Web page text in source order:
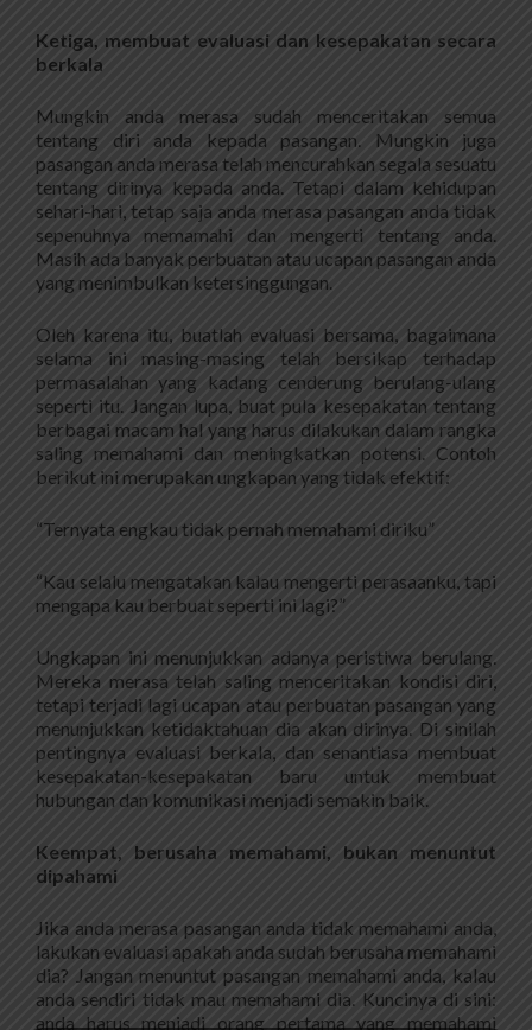
Ketiga, membuat evaluasi dan kesepakatan secara
berkala
Mungkin anda merasa sudah menceritakan semua
tentang diri anda kepada pasangan. Mungkin juga
pasangan anda merasa telah mencurahkan segala sesuatu
tentang dirinya kepada anda. Tetapi dalam kehidupan
sehari-hari, tetap saja anda merasa pasangan anda tidak
sepenuhnya memamahi dan mengerti tentang anda.
Masih ada banyak perbuatan atau ucapan pasangan anda
yang menimbulkan ketersinggungan.
Oleh karena itu, buatlah evaluasi bersama, bagaimana
selama ini masing-masing telah bersikap terhadap
permasalahan yang kadang cenderung berulang-ulang
seperti itu. Jangan lupa, buat pula kesepakatan tentang
berbagai macam hal yang harus dilakukan dalam rangka
saling memahami dan meningkatkan potensi. Contoh
berikut ini merupakan ungkapan yang tidak efektif:
“Ternyata engkau tidak pernah memahami diriku”
“Kau selalu mengatakan kalau mengerti perasaanku, tapi
mengapa kau berbuat seperti ini lagi?”
Ungkapan ini menunjukkan adanya peristiwa berulang.
Mereka merasa telah saling menceritakan kondisi diri,
tetapi terjadi lagi ucapan atau perbuatan pasangan yang
menunjukkan ketidaktahuan dia akan dirinya. Di sinilah
pentingnya evaluasi berkala, dan senantiasa membuat
kesepakatan-kesepakatan baru untuk membuat
hubungan dan komunikasi menjadi semakin baik.
Keempat, berusaha memahami, bukan menuntut
dipahami
Jika anda merasa pasangan anda tidak memahami anda,
lakukan evaluasi apakah anda sudah berusaha memahami
dia? Jangan menuntut pasangan memahami anda, kalau
anda sendiri tidak mau memahami dia. Kuncinya di sini:
anda harus menjadi orang pertama yang memahami